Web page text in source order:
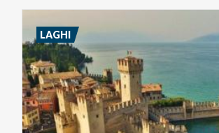
LAGHI